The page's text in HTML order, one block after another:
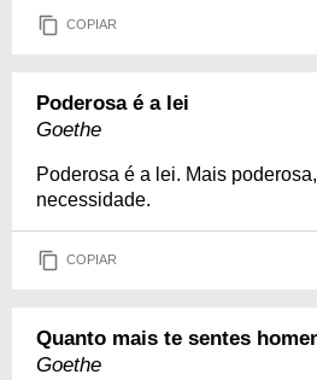
COPIAR
Poderosa é a lei
Goethe
Poderosa é a lei. Mais
necessidade.
COPIAR
Quanto mais te sentes
Goethe